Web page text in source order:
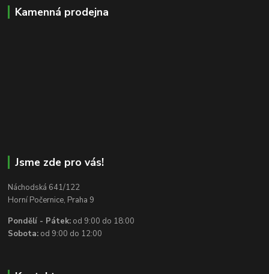
Kamenná prodejna
Jsme zde pro vás!
Náchodská 641/122
Horní Počernice, Praha 9
Pondělí - Pátek: od 9:00 do 18:00
Sobota: od 9:00 do 12:00